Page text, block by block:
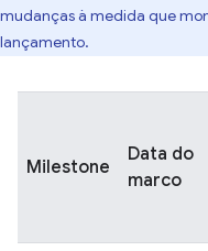
mudanças à medida que
lançamento.
Milestone
Data do
marco